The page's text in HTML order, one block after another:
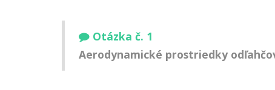
Otázka č. 1
Aerodynamické prostriedky